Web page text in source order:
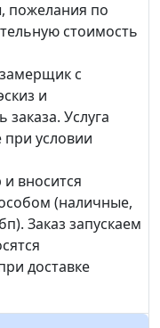
пожелания по
стоимость
с
и
Услуга
условии
и вносится
(наличные,
Заказ запускаем
доставке